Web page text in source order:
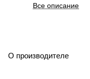
Все описание
О производителе